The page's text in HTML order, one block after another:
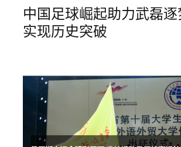
中国足球崛起助力武磊
实现历史突破